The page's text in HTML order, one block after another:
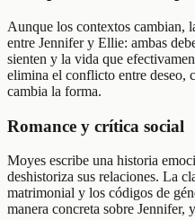
Aunque los contextos cambian,
entre Jennifer y Ellie: ambas
sienten y la vida que
elimina el conflicto entre deseo,
cambia la forma.
Romance y crítica social
Moyes escribe una historia
deshistoriza sus relaciones. La
matrimonial y los códigos de
manera concreta sobre Jennifer,